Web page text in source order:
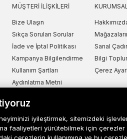
MÜŞTERI İLIŞKILERI
Bize Ulaşın
Sıkça Sorulan Sorular
İade ve İptal Politikası
Kampanya Bilgilendirme
Kullanım Şartları
Aydınlatma Metni
Misafir Üye Sipariş Takip
İşlem Rehberi
Sanal Çadır
Bilgi
Çerez
iyileştirmek, sitemizdeki
faaliyetleri yürütebilmek için çerezler